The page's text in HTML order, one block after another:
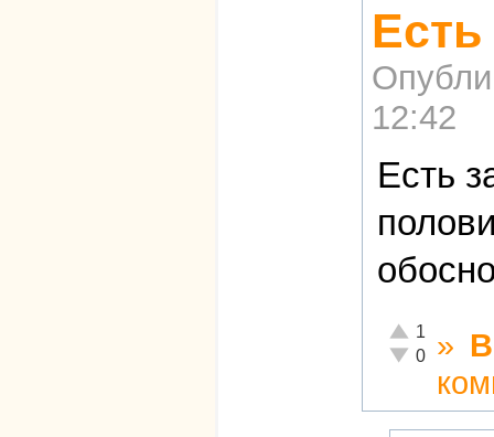
Есть
12:42
Есть
Отлично!
1
Неадекватно!
0 »